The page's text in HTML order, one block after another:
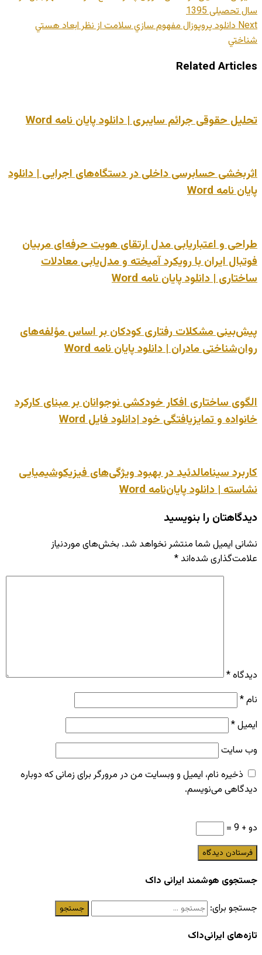
سال تحصیلی 1395
Nextدانلود پروپوزال مفهوم سازي سلامت از نظر ابعاد هستي
شناختي
Related Articles
تحلیل حقوقی جرائم سایبری | دانلود پایان نامه Word
اثربخشی حسابرسی داخلی در دستگاه‌های اجرایی | دانلود
پایان نامه Word
طراحی و اعتباریابی مدل ارتقای هویت حرفه‌ای مربیان
فوتبال ایران با رویکرد آمیخته و مدل‌یابی معادلات
ساختاری | دانلود پایان نامه Word
پیش‌بینی مشکلات رفتاری کودکان بر اساس مؤلفه‌های
روان‌شناختی مادران | دانلود پایان نامه Word
الگوی ساختاری افکار خودکشی نوجوانان بر مبنای کارکرد
خانواده و تمایزیافتگی خود |دانلود فایل Word
کاربرد سینامالدئید در بهبود ویژگی‌های فیزیکوشیمیایی
نشاسته | دانلود پایان‌نامه Word
دیدگاهتان را بنویسید
نشانی ایمیل شما منتشر نخواهد شد. بخش‌های موردنیاز
علامت‌گذاری شده‌اند *
دیدگاه*
نام*
ایمیل*
وب‌ سایت
ذخیره نام، ایمیل و وبسایت من در مرورگر برای زمانی که دوباره
دیدگاهی می‌نویسم.
دو + 9 =
جستجوی هوشمند ایرانی داک
جستجو برای:
تازه‌های ایرانی‌داک